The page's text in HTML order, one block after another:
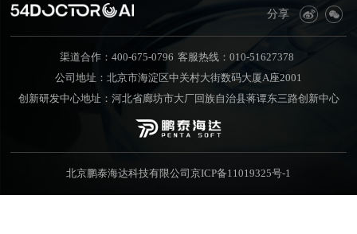
分享
渠道合作：400-675-0796 客服热线：010-51627378
公司地址：北京市海淀区中关村大街数码大厦A座2001
创新研发中心地址：河北省廊坊市大厂回族自治县蒋谭东三路创新中心
北京鹏泰海达科技有限公司 京ICP备11019325号-1